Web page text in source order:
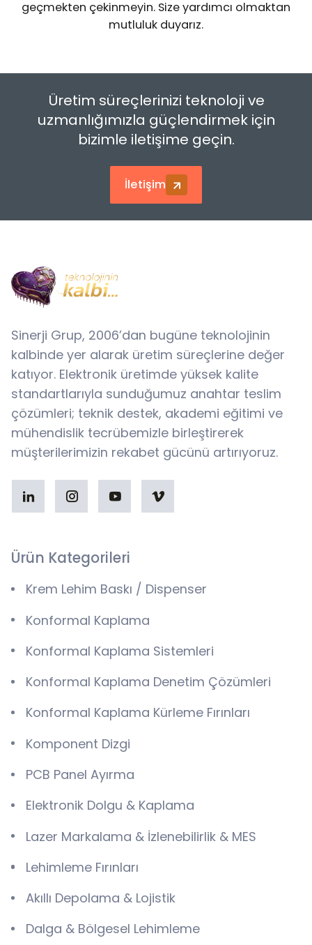
geçmekten çekinmeyin. Size yardımcı olmaktan
mutluluk duyarız.
Üretim süreçlerinizi teknoloji ve
uzmanlığımızla güçlendirmek için
bizimle iletişime geçin.
İletişim
Sinerji Grup, 2006’dan bugüne teknolojinin
kalbinde yer alarak üretim süreçlerine değer
katıyor. Elektronik üretimde yüksek kalite
standartlarıyla sunduğumuz anahtar teslim
çözümleri; teknik destek, akademi eğitimi ve
mühendislik tecrübemizle birleştirerek
müşterilerimizin rekabet gücünü artırıyoruz.
Ürün Kategorileri
Krem Lehim Baskı / Dispenser
Konformal Kaplama
Konformal Kaplama Sistemleri
Konformal Kaplama Denetim Çözümleri
Konformal Kaplama Kürleme Fırınları
Komponent Dizgi
PCB Panel Ayırma
Elektronik Dolgu & Kaplama
Lazer Markalama & İzlenebilirlik & MES
Lehimleme Fırınları
Akıllı Depolama & Lojistik
Dalga & Bölgesel Lehimleme